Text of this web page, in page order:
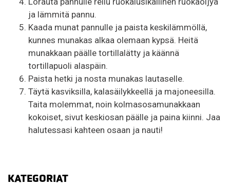
ja lämmitä pannu.
Kaada munat pannulle ja paista keskilämmöllä,
kunnes munakas alkaa olemaan kypsä. Heitä
munakkaan päälle tortillalätty ja käännä
tortillapuoli alaspäin.
Paista hetki ja nosta munakas lautaselle.
Täytä kasviksilla, kalasäilykkeellä ja majoneesilla.
Taita molemmat, noin kolmasosamunakkaan
kokoiset, sivut keskiosan päälle ja paina kiinni. Jaa
halutessasi kahteen osaan ja nauti!
KATEGORIAT